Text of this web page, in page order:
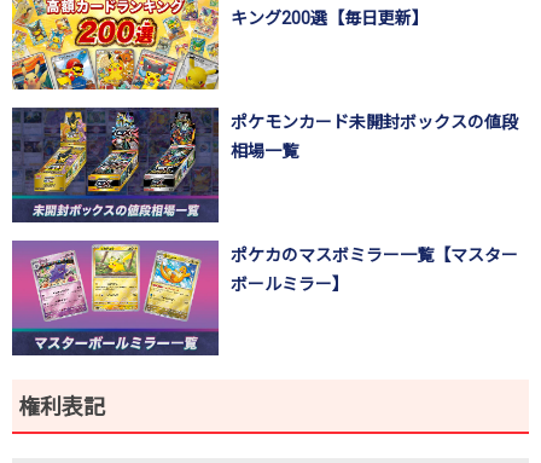
キング200選【毎日更新】
ポケモンカード未開封ボックスの値段
相場一覧
ポケカのマスボミラー一覧【マスター
ボールミラー】
権利表記